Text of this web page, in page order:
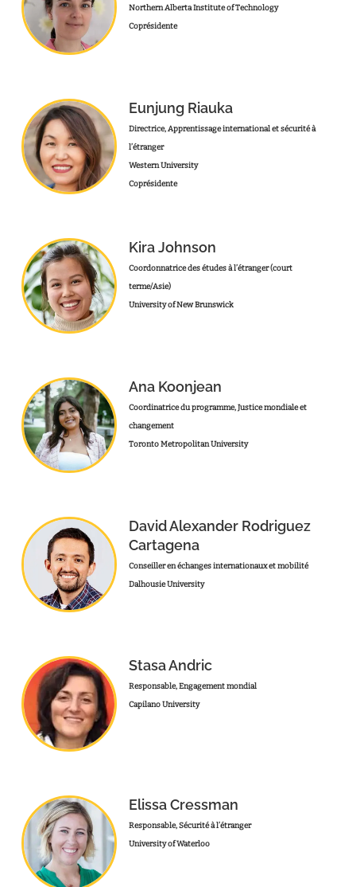
Northern Alberta Institute of Technology
Coprésidente
Eunjung Riauka
Directrice, Apprentissage international et sécurité à
l’étranger
Western University
Coprésidente
Kira Johnson
Coordonnatrice des études à l’étranger (court
terme/Asie)
University of New Brunswick
Ana Koonjean
Coordinatrice du programme, Justice mondiale et
changement
Toronto Metropolitan University
David Alexander Rodriguez
Cartagena
Conseiller en échanges internationaux et mobilité
Dalhousie University
Stasa Andric
Responsable, Engagement mondial
Capilano University
Elissa Cressman
Responsable, Sécurité à l’étranger
University of Waterloo